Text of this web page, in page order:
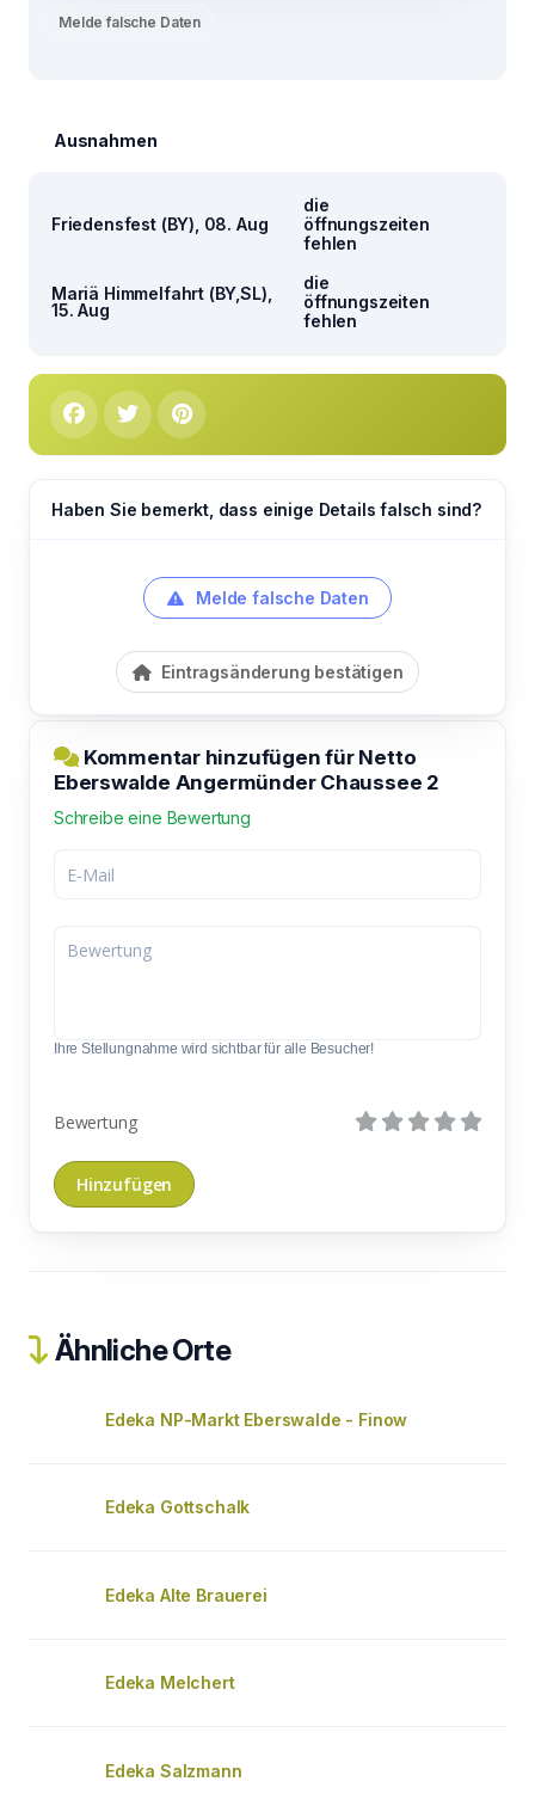
Melde falsche Daten
Ausnahmen
Friedensfest (BY), 08. Aug
die
öffnungszeiten
fehlen
Mariä Himmelfahrt (BY,SL),
15. Aug
die
öffnungszeiten
fehlen
Haben Sie bemerkt, dass einige Details falsch sind?
Melde falsche Daten
Eintragsänderung bestätigen
Kommentar hinzufügen für Netto
Eberswalde Angermünder Chaussee 2
Schreibe eine Bewertung
Ihre Stellungnahme wird sichtbar für alle Besucher!
Bewertung
Ähnliche Orte
Edeka NP-Markt Eberswalde - Finow
Edeka Gottschalk
Edeka Alte Brauerei
Edeka Melchert
Edeka Salzmann